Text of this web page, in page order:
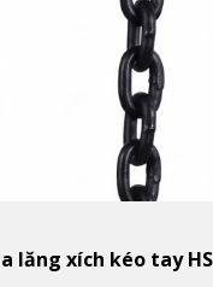
lăng xích kéo tay